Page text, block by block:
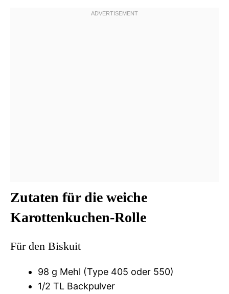
Zutaten für die weiche
Karottenkuchen-Rolle
Für den Biskuit
98 g Mehl (Type 405 oder 550)
1/2 TL Backpulver